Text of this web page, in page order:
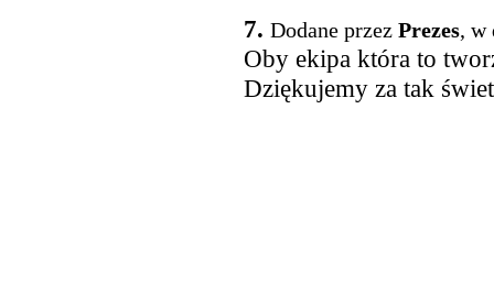
7. Dodane przez Prezes, w
Oby ekipa która to
Dziękujemy za tak